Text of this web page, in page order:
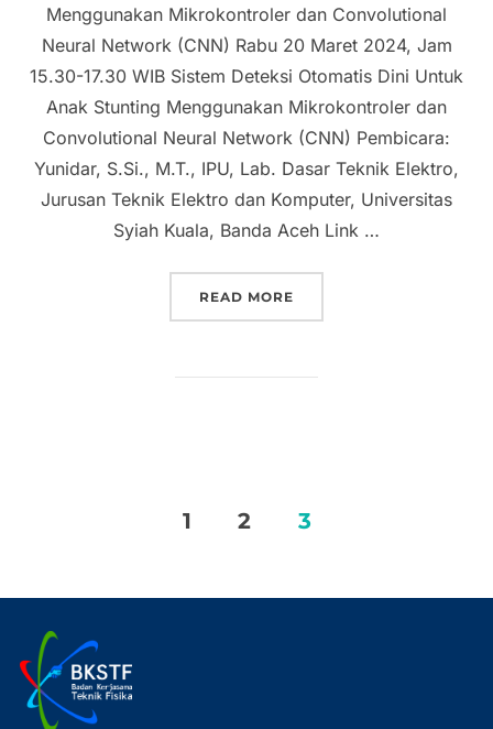
Menggunakan Mikrokontroler dan Convolutional
Neural Network (CNN) Rabu 20 Maret 2024, Jam
15.30-17.30 WIB Sistem Deteksi Otomatis Dini Untuk
Anak Stunting Menggunakan Mikrokontroler dan
Convolutional Neural Network (CNN) Pembicara:
Yunidar, S.Si., M.T., IPU, Lab. Dasar Teknik Elektro,
Jurusan Teknik Elektro dan Komputer, Universitas
Syiah Kuala, Banda Aceh Link …
READ MORE
1 2 3